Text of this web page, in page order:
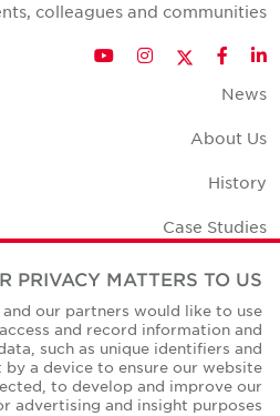
colleagues and communities.
LinkedIn
Facebook
Twitter
Instagram
YouTube
News
About Us
History
Case Studies
Office Space Calculator
Careers
Contact Us
Office Locations
PRIVACY MATTERS TO US
our partners would like to use
and record information and
such as unique identifiers and
a device to ensure our website
to develop and improve our
advertising and insight purposes.